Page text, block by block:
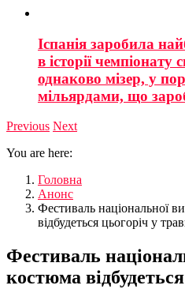
Іспанія заробила
в історії чемпіонату
однаково мізер, у
мільярдами, що
Previous Next
You are here:
Головна
Анонс
Фестиваль національної
відбудеться цьогоріч у
Фестиваль
костюма